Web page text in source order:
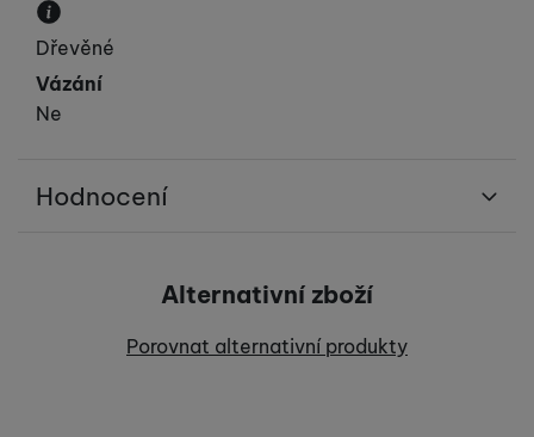
Materiál, ze kterého je jádro lyže vyrobeno.
Dřevěné
Vázání
Ne
Hodnocení
Recenze
Alternativní zboží
Porovnat alternativní produkty